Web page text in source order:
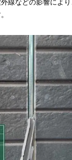
線などの影響によ